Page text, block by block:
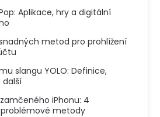
Aplikace, hry a digitální
metod pro prohlížení
slangu YOLO: Definice,
další
iPhonu: 4
metody